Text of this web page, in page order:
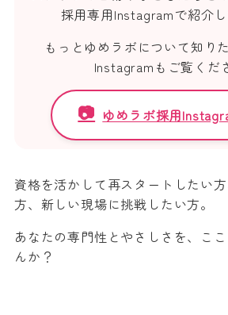
採用専用Instagramで紹介し
もっとゆめラボについて知り
Instagramもご覧くだ
📷 ゆめラボ採用
資格を活かして再スタートしたい
方、新しい現場に挑戦したい方。
あなたの専門性とやさしさを、こ
んか？